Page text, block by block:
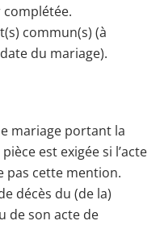
complétée.
commun(s) (à
du mariage).
mariage portant la
est exigée si l’acte
pas cette mention.
décès du (de la)
de son acte de